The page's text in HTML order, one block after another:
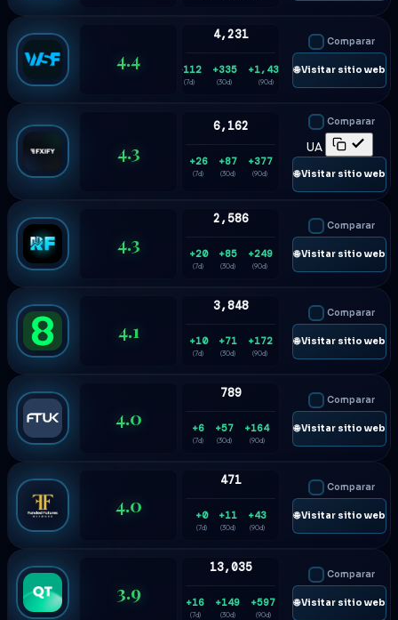
4.4
4,231
+112
(7d)
+335
(30d)
+1,435
(90d)
Comparar
🌐 Visitar sitio web
4.3
6,162
+26
(7d)
+87
(30d)
+377
(90d)
Comparar
UA
🌐 Visitar sitio web
4.3
2,586
+20
(7d)
+85
(30d)
+249
(90d)
Comparar
🌐 Visitar sitio web
4.1
3,848
+10
(7d)
+71
(30d)
+172
(90d)
Comparar
🌐 Visitar sitio web
4.0
789
+6
(7d)
+57
(30d)
+164
(90d)
Comparar
🌐 Visitar sitio web
4.0
471
+0
(7d)
+11
(30d)
+43
(90d)
Comparar
🌐 Visitar sitio web
3.9
13,035
+16
(7d)
+149
(30d)
+597
(90d)
Comparar
🌐 Visitar sitio web